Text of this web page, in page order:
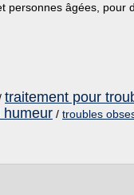
personnes âgées, pour
traitement pour
humeur / troubles